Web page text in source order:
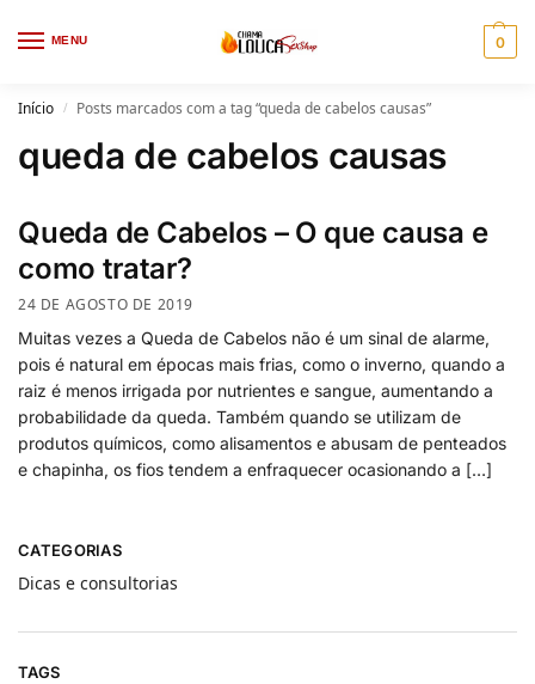
MENU 0
Início / Posts marcados com a tag “queda de cabelos causas”
queda de cabelos causas
Queda de Cabelos – O que causa e
como tratar?
24 DE AGOSTO DE 2019
Muitas vezes a Queda de Cabelos não é um sinal de alarme,
pois é natural em épocas mais frias, como o inverno, quando a
raiz é menos irrigada por nutrientes e sangue, aumentando a
probabilidade da queda. Também quando se utilizam de
produtos químicos, como alisamentos e abusam de penteados
e chapinha, os fios tendem a enfraquecer ocasionando a […]
CATEGORIAS
Dicas e consultorias
TAGS